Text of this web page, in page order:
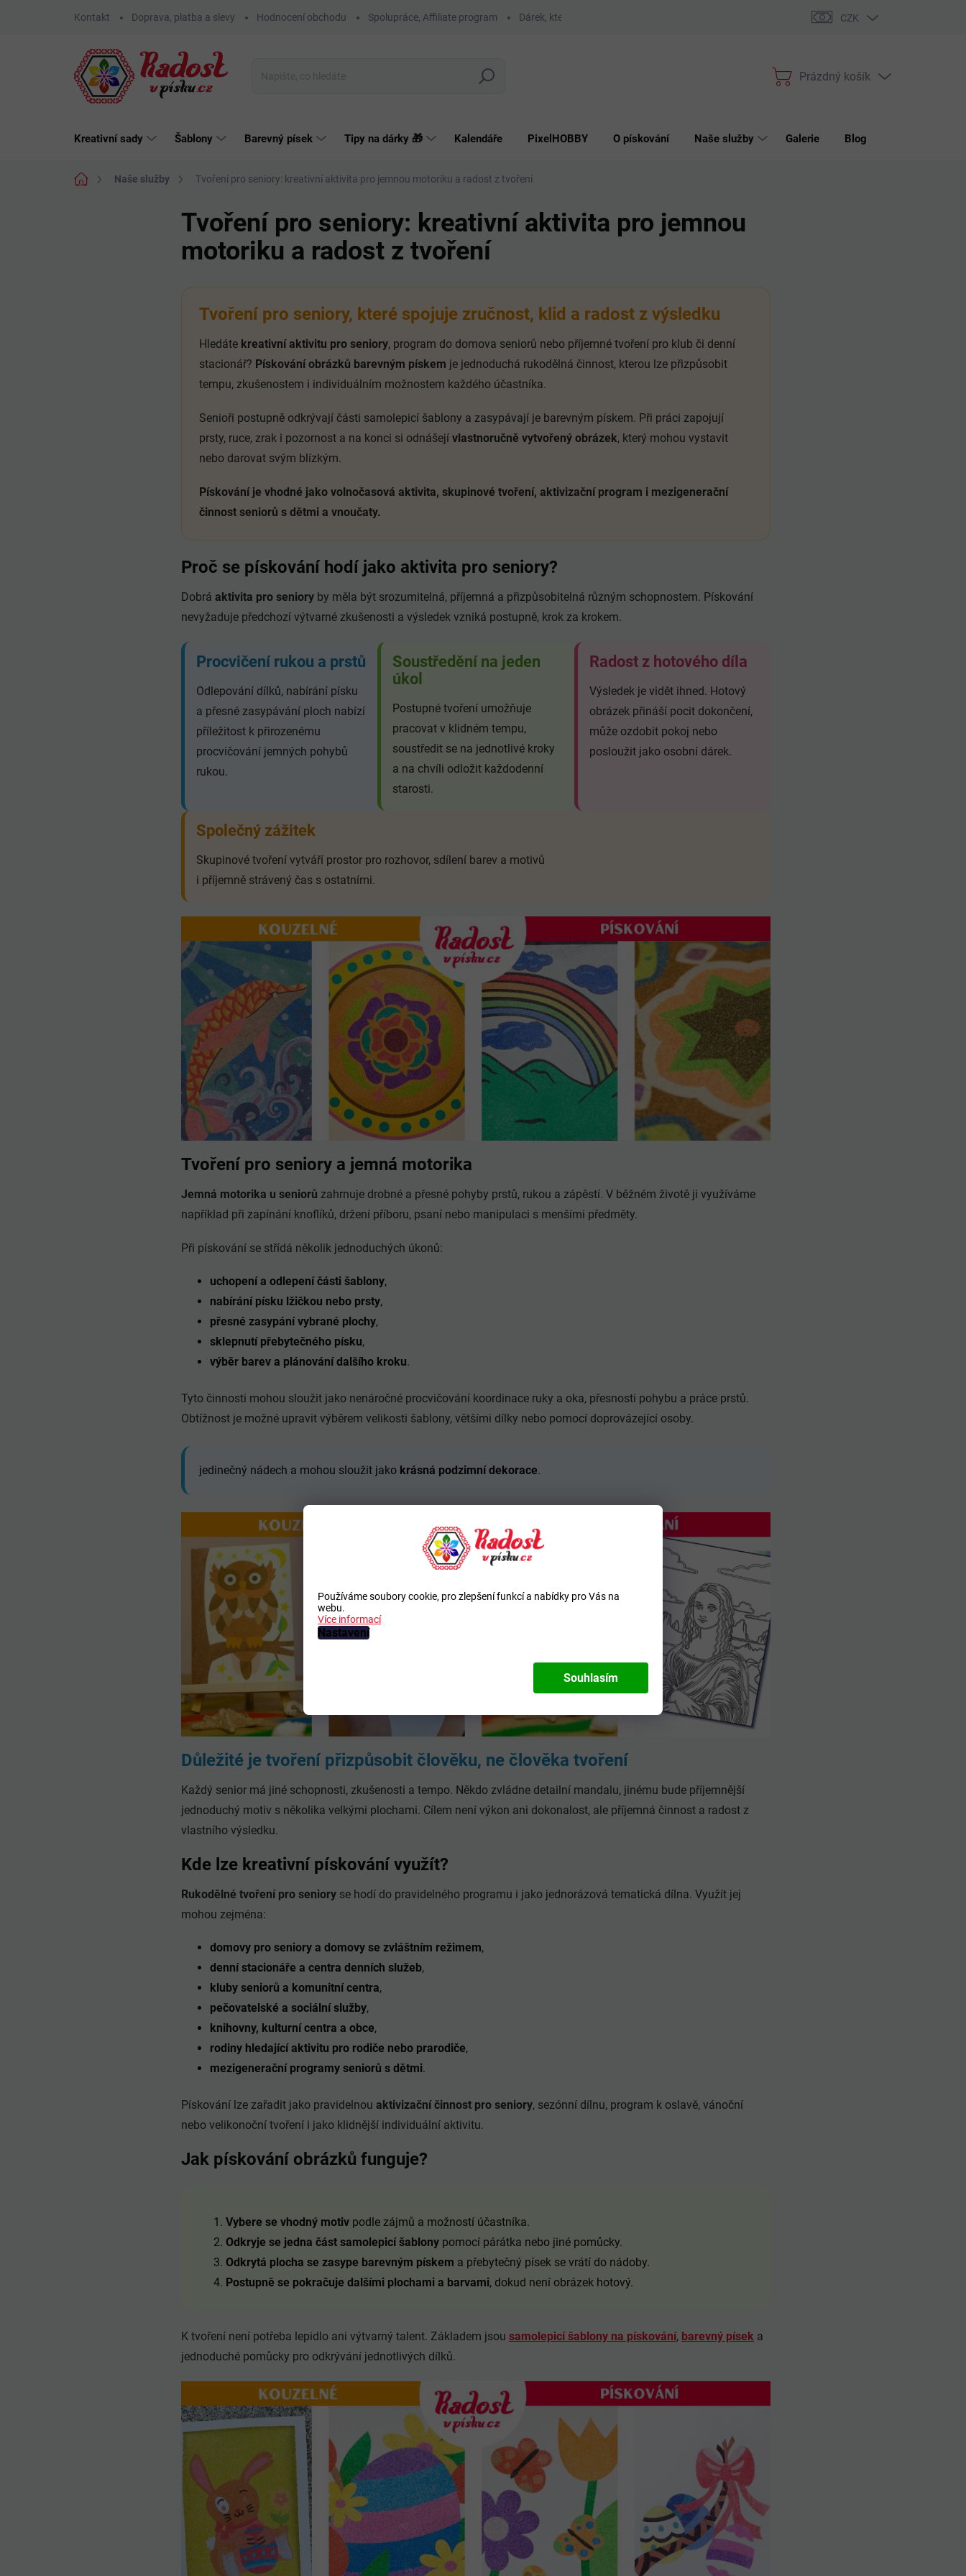
Používáme soubory cookie, pro zlepšení funkcí a nabídky pro Vás na
webu.
Více informací
Nastavení
Souhlasím
Kontakt Doprava, platba a slevy Hodnocení obchodu Spolupráce, Affiliate program Dárek, který má smysl Podmínky ochrany osobních údajů
CZK
Hledat
Nákupní
Prázdný košík
Kreativní sady Šablony Barevný písek Tipy na dárky 🎁 Kalendáře PixelHOBBY O pískování Naše služby Galerie Blog
Domů Naše služby Tvoření pro seniory: kreativní aktivita pro jemnou motoriku a radost z tvoření
Tvoření pro seniory: kreativní aktivita pro jemnou
motoriku a radost z tvoření
Tvoření pro seniory, které spojuje zručnost, klid a radost z výsledku
Hledáte kreativní aktivitu pro seniory, program do domova seniorů nebo příjemné tvoření pro klub či denní
stacionář? Pískování obrázků barevným pískem je jednoduchá rukodělná činnost, kterou lze přizpůsobit
tempu, zkušenostem i individuálním možnostem každého účastníka.
Senioři postupně odkrývají části samolepicí šablony a zasypávají je barevným pískem. Při práci zapojují
prsty, ruce, zrak i pozornost a na konci si odnášejí vlastnoručně vytvořený obrázek, který mohou vystavit
nebo darovat svým blízkým.
Pískování je vhodné jako volnočasová aktivita, skupinové tvoření, aktivizační program i mezigenerační
činnost seniorů s dětmi a vnoučaty.
Proč se pískování hodí jako aktivita pro seniory?
Dobrá aktivita pro seniory by měla být srozumitelná, příjemná a přizpůsobitelná různým schopnostem. Pískování
nevyžaduje předchozí výtvarné zkušenosti a výsledek vzniká postupně, krok za krokem.
Procvičení rukou a prstů
Odlepování dílků, nabírání písku
a přesné zasypávání ploch nabízí
příležitost k přirozenému
procvičování jemných pohybů
rukou.
Soustředění na jeden
úkol
Postupné tvoření umožňuje
pracovat v klidném tempu,
soustředit se na jednotlivé kroky
a na chvíli odložit každodenní
starosti.
Radost z hotového díla
Výsledek je vidět ihned. Hotový
obrázek přináší pocit dokončení,
může ozdobit pokoj nebo
posloužit jako osobní dárek.
Společný zážitek
Skupinové tvoření vytváří prostor pro rozhovor, sdílení barev a motivů
i příjemně strávený čas s ostatními.
Tvoření pro seniory a jemná motorika
Jemná motorika u seniorů zahrnuje drobné a přesné pohyby prstů, rukou a zápěstí. V běžném životě ji využíváme
například při zapínání knoflíků, držení příboru, psaní nebo manipulaci s menšími předměty.
Při pískování se střídá několik jednoduchých úkonů:
uchopení a odlepení části šablony,
nabírání písku lžičkou nebo prsty,
přesné zasypání vybrané plochy,
sklepnutí přebytečného písku,
výběr barev a plánování dalšího kroku.
Tyto činnosti mohou sloužit jako nenáročné procvičování koordinace ruky a oka, přesnosti pohybu a práce prstů.
Obtížnost je možné upravit výběrem velikosti šablony, většími dílky nebo pomocí doprovázející osoby.
jedinečný nádech a mohou sloužit jako krásná podzimní dekorace.
Důležité je tvoření přizpůsobit člověku, ne člověka tvoření
Každý senior má jiné schopnosti, zkušenosti a tempo. Někdo zvládne detailní mandalu, jinému bude příjemnější
jednoduchý motiv s několika velkými plochami. Cílem není výkon ani dokonalost, ale příjemná činnost a radost z
vlastního výsledku.
Kde lze kreativní pískování využít?
Rukodělné tvoření pro seniory se hodí do pravidelného programu i jako jednorázová tematická dílna. Využít jej
mohou zejména:
domovy pro seniory a domovy se zvláštním režimem,
denní stacionáře a centra denních služeb,
kluby seniorů a komunitní centra,
pečovatelské a sociální služby,
knihovny, kulturní centra a obce,
rodiny hledající aktivitu pro rodiče nebo prarodiče,
mezigenerační programy seniorů s dětmi.
Pískování lze zařadit jako pravidelnou aktivizační činnost pro seniory, sezónní dílnu, program k oslavě, vánoční
nebo velikonoční tvoření i jako klidnější individuální aktivitu.
Jak pískování obrázků funguje?
Vybere se vhodný motiv podle zájmů a možností účastníka.
Odkryje se jedna část samolepicí šablony pomocí párátka nebo jiné pomůcky.
Odkrytá plocha se zasype barevným pískem a přebytečný písek se vrátí do nádoby.
Postupně se pokračuje dalšími plochami a barvami, dokud není obrázek hotový.
K tvoření není potřeba lepidlo ani výtvarný talent. Základem jsou samolepicí šablony na pískování, barevný písek a
jednoduché pomůcky pro odkrývání jednotlivých dílků.